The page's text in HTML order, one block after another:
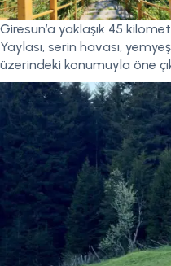
Giresun’a yaklaşık 45
Yaylası, serin havası,
üzerindeki konumuyla öne